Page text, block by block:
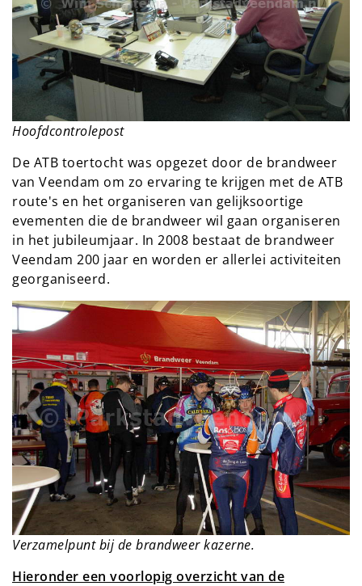
Hoofdcontrolepost
De ATB toertocht was opgezet door de brandweer
van Veendam om zo ervaring te krijgen met de ATB
route's en het organiseren van gelijksoortige
evementen die de brandweer wil gaan organiseren
in het jubileumjaar. In 2008 bestaat de brandweer
Veendam 200 jaar en worden er allerlei activiteiten
georganiseerd.
Verzamelpunt bij de brandweer kazerne.
Hieronder een voorlopig overzicht van de